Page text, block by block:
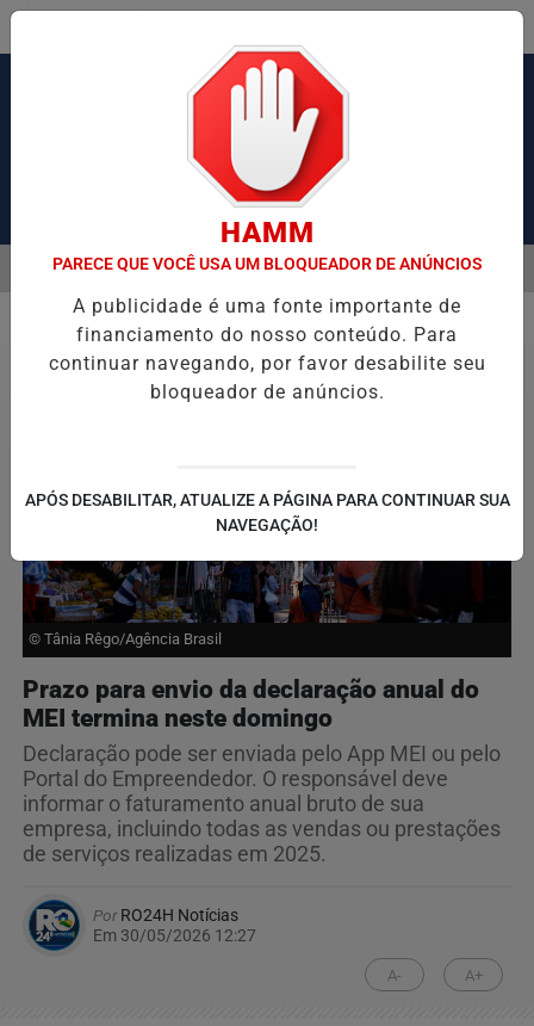
Pesquisar Notícia
DE OBRAS DE TIROLESA NO PÃO DE AÇÚCAR PIX PENSÃO
EM ALTA
MENU
Economia
© Tânia Rêgo/Agência Brasil
Prazo para envio da declaração anual do
MEI termina neste domingo
Declaração pode ser enviada pelo App MEI ou pelo
Portal do Empreendedor. O responsável deve
informar o faturamento anual bruto de sua
empresa, incluindo todas as vendas ou prestações
de serviços realizadas em 2025.
PorRO24H Notícias
Em 30/05/2026 12:27
A- A+
HAMM
PARECE QUE VOCÊ USA UM BLOQUEADOR DE ANÚNCIOS
A publicidade é uma fonte importante de
financiamento do nosso conteúdo. Para
continuar navegando, por favor desabilite seu
bloqueador de anúncios.
APÓS DESABILITAR, ATUALIZE A PÁGINA PARA CONTINUAR SUA
NAVEGAÇÃO!